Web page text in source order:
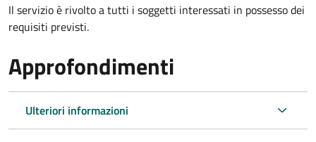
Il servizio è rivolto a tutti i soggetti interessati in possesso dei
requisiti previsti.
Approfondimenti
Ulteriori informazioni